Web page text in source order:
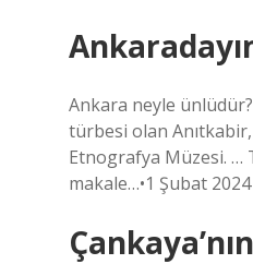
Ankara neyle
türbesi olan
Etnografya Müzesi. …
makale…•1 Şubat 2024